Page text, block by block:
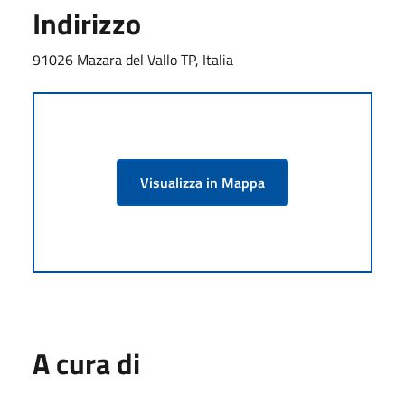
Indirizzo
91026 Mazara del Vallo TP, Italia
Visualizza in Mappa
A cura di